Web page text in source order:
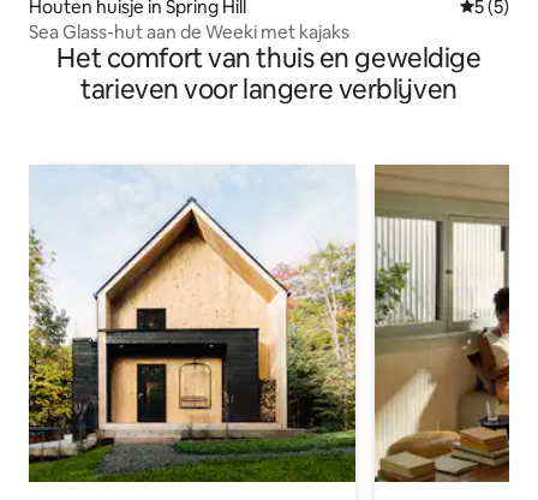
Houten huisje in Spring Hill
5 (5)
Sea Glass-hut aan de Weeki met kajaks
Het comfort van thuis en geweldige
tarieven voor langere verblijven